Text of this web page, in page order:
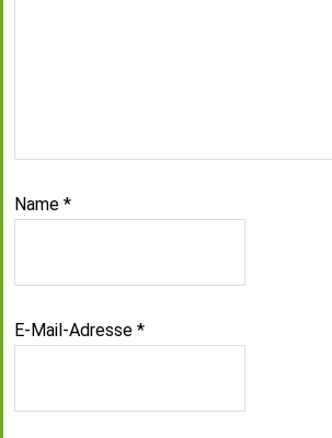
Name *
E-Mail-Adresse *